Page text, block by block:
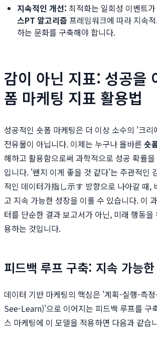
지속적인 개선: 최적화는 일회성 이벤트
스PT 알고리즘 프레임워크에 따라 지속
하는 문화를 구축해야 합니다.
감이 아닌 지표: 성공을
폼 마케팅 지표 활용법
성공적인 숏폼 마케팅은 더 이상 소수의 '크리
전유물이 아닙니다. 이제는 누구나 올바른 숏
해하고 활용함으로써 과학적으로 성공 확률
입니다. '왠지 이게 좋을 것 같다'는 주관적인
적인 데이터가指し示す 방향으로 나아갈 때,
고 지속 가능한 성장을 이룰 수 있습니다. 이
터를 단순한 결과 보고서가 아닌, 미래 행동
용하는 것입니다.
피드백 루프 구축: 지속 가능
데이터 기반 마케팅의 핵심은 '계획-실행-측
See-Learn)'으로 이어지는 피드백 루프를 구
스 마케팅에 이 모델을 적용하면 다음과 같습